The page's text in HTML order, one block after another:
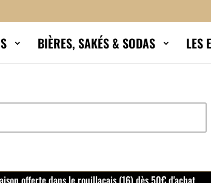
BIÈRES, SAKÉS & SODAS LES
offerte dans le rouillacais (16) dès 50€ d'achat